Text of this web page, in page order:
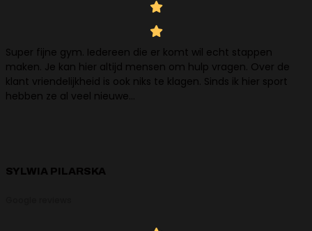
Super fijne gym. Iedereen die er komt wil echt stappen
maken. Je kan hier altijd mensen om hulp vragen. Over de
klant vriendelijkheid is ook niks te klagen. Sinds ik hier sport
hebben ze al veel nieuwe…
SYLWIA PILARSKA